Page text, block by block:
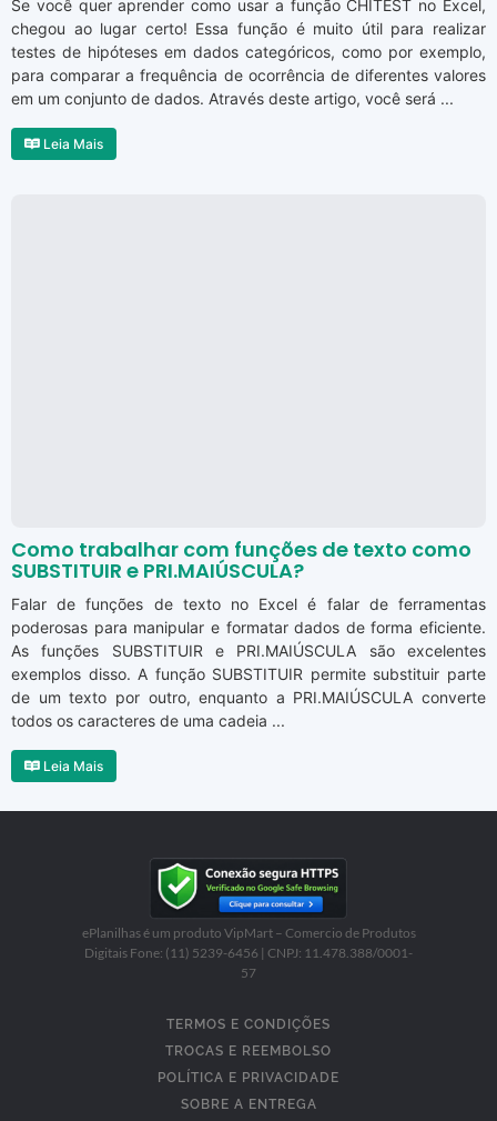
Se você quer aprender como usar a função CHITEST no Excel,
chegou ao lugar certo! Essa função é muito útil para realizar
testes de hipóteses em dados categóricos, como por exemplo,
para comparar a frequência de ocorrência de diferentes valores
em um conjunto de dados. Através deste artigo, você será ...
Leia Mais
Como trabalhar com funções de texto como
SUBSTITUIR e PRI.MAIÚSCULA?
Falar de funções de texto no Excel é falar de ferramentas
poderosas para manipular e formatar dados de forma eficiente.
As funções SUBSTITUIR e PRI.MAIÚSCULA são excelentes
exemplos disso. A função SUBSTITUIR permite substituir parte
de um texto por outro, enquanto a PRI.MAIÚSCULA converte
todos os caracteres de uma cadeia ...
Leia Mais
ePlanilhas é um produto VipMart – Comercio de Produtos
Digitais Fone: (11) 5239-6456 | CNPJ: 11.478.388/0001-
57
TERMOS E CONDIÇÕES
TROCAS E REEMBOLSO
POLÍTICA E PRIVACIDADE
SOBRE A ENTREGA